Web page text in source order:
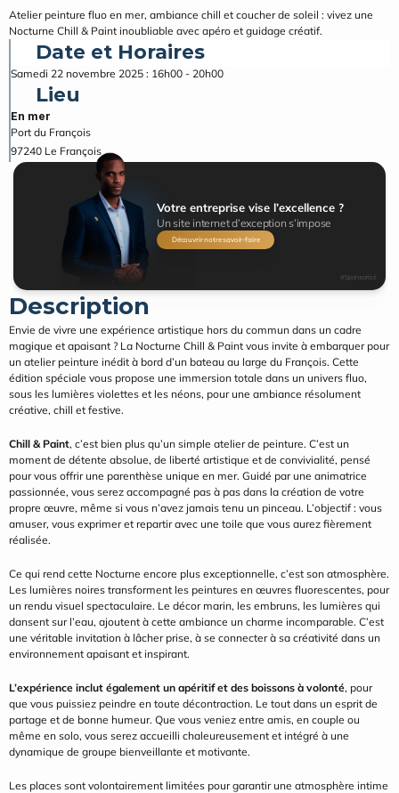
Atelier peinture fluo en mer, ambiance chill et coucher de soleil : vivez une
Nocturne Chill & Paint inoubliable avec apéro et guidage créatif.
Date et Horaires
Samedi 22 novembre 2025 : 16h00 - 20h00
Lieu
En mer
Port du François
97240 Le François
Votre entreprise vise l’excellence ?
Un site internet d’exception s’impose
Découvrir notre savoir-faire
#Sponsorisé
Description
Envie de vivre une expérience artistique hors du commun dans un cadre
magique et apaisant ? La Nocturne Chill & Paint vous invite à embarquer pour
un atelier peinture inédit à bord d’un bateau au large du François. Cette
édition spéciale vous propose une immersion totale dans un univers fluo,
sous les lumières violettes et les néons, pour une ambiance résolument
créative, chill et festive.
Chill & Paint, c’est bien plus qu’un simple atelier de peinture. C’est un
moment de détente absolue, de liberté artistique et de convivialité, pensé
pour vous offrir une parenthèse unique en mer. Guidé par une animatrice
passionnée, vous serez accompagné pas à pas dans la création de votre
propre œuvre, même si vous n’avez jamais tenu un pinceau. L’objectif : vous
amuser, vous exprimer et repartir avec une toile que vous aurez fièrement
réalisée.
Ce qui rend cette Nocturne encore plus exceptionnelle, c’est son atmosphère.
Les lumières noires transforment les peintures en œuvres fluorescentes, pour
un rendu visuel spectaculaire. Le décor marin, les embruns, les lumières qui
dansent sur l’eau, ajoutent à cette ambiance un charme incomparable. C’est
une véritable invitation à lâcher prise, à se connecter à sa créativité dans un
environnement apaisant et inspirant.
L’expérience inclut également un apéritif et des boissons à volonté, pour
que vous puissiez peindre en toute décontraction. Le tout dans un esprit de
partage et de bonne humeur. Que vous veniez entre amis, en couple ou
même en solo, vous serez accueilli chaleureusement et intégré à une
dynamique de groupe bienveillante et motivante.
Les places sont volontairement limitées pour garantir une atmosphère intime